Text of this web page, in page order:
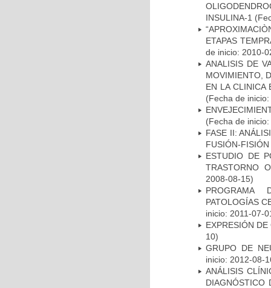
INSULINA-1
ETAPAS
de inicio: 2010-
ANALISIS DE
MOVIMIENTO,
EN LA CLINICA
(Fecha de
(Fecha de
FASE II:
FUSIÓN-
ESTUDIO DE
TRASTORNO
2008-08-15)
PROGRAMA
PATOLOGÍAS
inicio: 2011-07-
EXPRESIÓN
10)
GRUPO DE
inicio: 2012-08-
ANÁLISIS
DIAGNÓSTICO